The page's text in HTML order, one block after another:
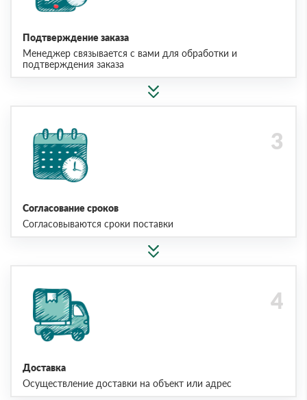
Подтверждение заказа
Менеджер связывается с вами для обработки и
подтверждения заказа
Согласование сроков
Согласовываются сроки поставки
Доставка
Осуществление доставки на объект или адрес